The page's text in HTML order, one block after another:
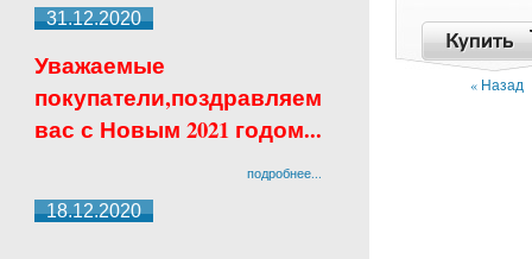
31.12.2020
Уважаемые
покупатели,поздравляем
вас с Новым 2021 годом...
подробнее...
18.12.2020
« Назад